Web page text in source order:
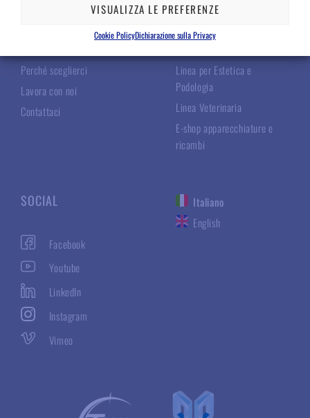
VISUALIZZA LE PREFERENZE
Cookie PolicyDichiarazione sulla Privacy
Perché sceglierci
Lavora con noi
Contattaci
Linea Chirurgica
Linea per Estetica e
Podologia
Linea Veterinaria
E-shop apparecchiature e
ricambi
SOCIAL
Facebook
Youtube
LinkedIn
Instagram
Vimeo
Italiano
English